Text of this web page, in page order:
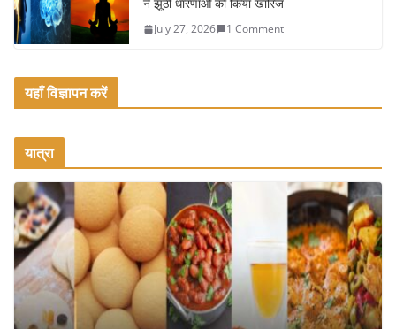
ने झूठी धारणाओं को किया खारिज
July 27, 2026 1 Comment
यहाँ विज्ञापन करें
यात्रा